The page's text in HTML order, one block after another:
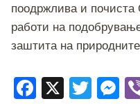
поодржлива и почиста
работи на
заштита на
F X T M